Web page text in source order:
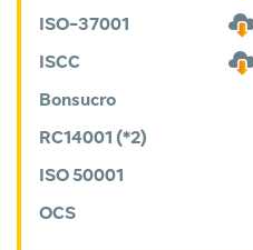
ISO-37001
ISCC
Bonsucro
RC14001 (*2)
ISO 50001
OCS